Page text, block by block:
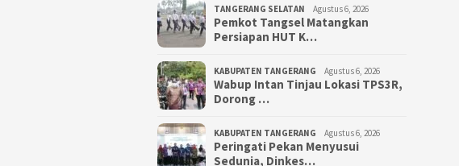
TANGERANG SELATAN Agustus 6, 2026
Pemkot Tangsel Matangkan
Persiapan HUT K…
KABUPATEN TANGERANG Agustus 6, 2026
Wabup Intan Tinjau Lokasi TPS3R,
Dorong …
KABUPATEN TANGERANG Agustus 6, 2026
Peringati Pekan Menyusui
Sedunia, Dinkes…